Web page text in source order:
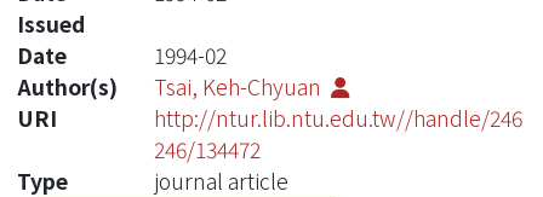
Issued
Date
1994-02
Author(s)
Tsai, Keh-Chyuan
URI
http://ntur.lib.ntu.edu.tw//handle/246
246/134472
Type
journal article